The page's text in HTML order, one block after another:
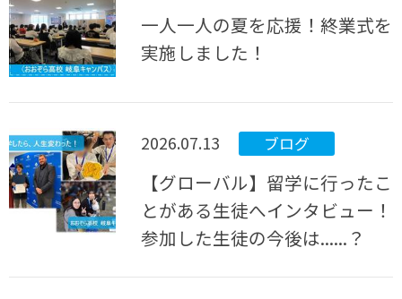
一人一人の夏を応援！終業式を
実施しました！
2026.07.13 ブログ
【グローバル】留学に行ったこ
とがある生徒へインタビュー！
参加した生徒の今後は......？